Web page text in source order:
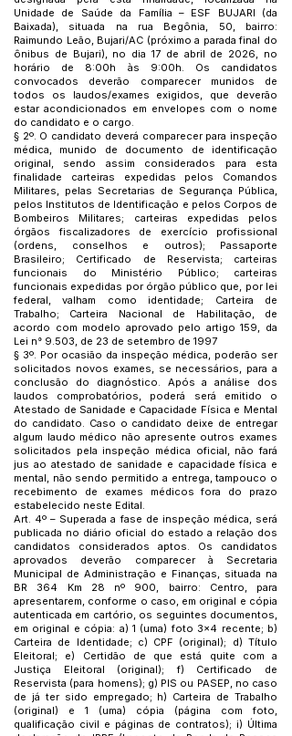
Unidade de Saúde da Família – ESF BUJARI (da
Baixada), situada na rua Begônia, 50, bairro:
Raimundo Leão, Bujari/AC (próximo a parada final do
ônibus de Bujari), no dia 17 de abril de 2026, no
horário de 8:00h às 9:00h. Os candidatos
convocados deverão comparecer munidos de
todos os laudos/exames exigidos, que deverão
estar acondicionados em envelopes com o nome
do candidato e o cargo.
§ 2º. O candidato deverá comparecer para inspeção
médica, munido de documento de identificação
original, sendo assim considerados para esta
finalidade carteiras expedidas pelos Comandos
Militares, pelas Secretarias de Segurança Pública,
pelos Institutos de Identificação e pelos Corpos de
Bombeiros Militares; carteiras expedidas pelos
órgãos fiscalizadores de exercício profissional
(ordens, conselhos e outros); Passaporte
Brasileiro; Certificado de Reservista; carteiras
funcionais do Ministério Público; carteiras
funcionais expedidas por órgão público que, por lei
federal, valham como identidade; Carteira de
Trabalho; Carteira Nacional de Habilitação, de
acordo com modelo aprovado pelo artigo 159, da
Lei n° 9.503, de 23 de setembro de 1997
§ 3º. Por ocasião da inspeção médica, poderão ser
solicitados novos exames, se necessários, para a
conclusão do diagnóstico. Após a análise dos
laudos comprobatórios, poderá será emitido o
Atestado de Sanidade e Capacidade Física e Mental
do candidato. Caso o candidato deixe de entregar
algum laudo médico não apresente outros exames
solicitados pela inspeção médica oficial, não fará
jus ao atestado de sanidade e capacidade física e
mental, não sendo permitido a entrega, tampouco o
recebimento de exames médicos fora do prazo
estabelecido neste Edital.
Art. 4º – Superada a fase de inspeção médica, será
publicada no diário oficial do estado a relação dos
candidatos considerados aptos. Os candidatos
aprovados deverão comparecer à Secretaria
Municipal de Administração e Finanças, situada na
BR 364 Km 28 nº 900, bairro: Centro, para
apresentarem, conforme o caso, em original e cópia
autenticada em cartório, os seguintes documentos,
em original e cópia: a) 1 (uma) foto 3x4 recente; b)
Carteira de Identidade; c) CPF (original); d) Título
Eleitoral; e) Certidão de que está quite com a
Justiça Eleitoral (original); f) Certificado de
Reservista (para homens); g) PIS ou PASEP, no caso
de já ter sido empregado; h) Carteira de Trabalho
(original) e 1 (uma) cópia (página com foto,
qualificação civil e páginas de contratos); i) Última